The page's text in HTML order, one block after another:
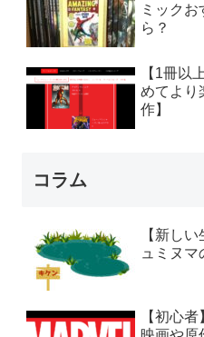
ミック
ら？
【1冊以
めてより
作】
コラム
【新し
ュミヌマ
【初心